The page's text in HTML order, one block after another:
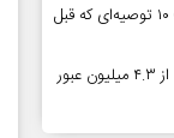
بازگشت زائران اربعین آغاز شد؛ ۱۰ توصیه‌ای که قبل
رکورد تردد زائران اربعین؛ بیش از ۴.۳ میلیون عبور